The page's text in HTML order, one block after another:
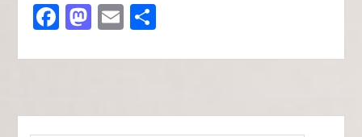
Facebook
Mastodon
EmailПоділитися